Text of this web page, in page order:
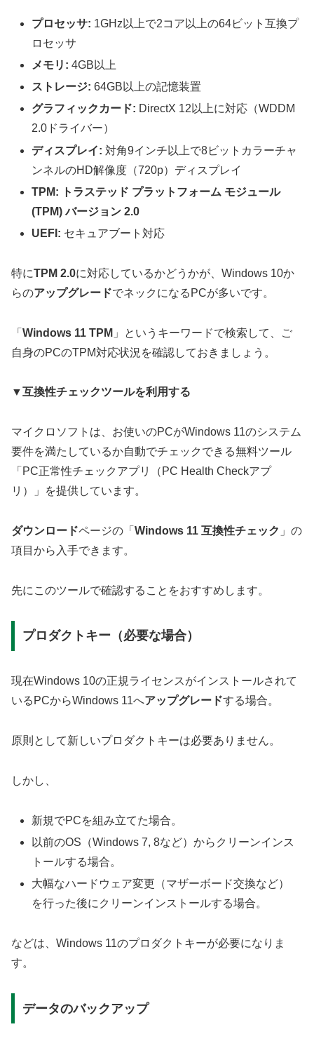
プロセッサ: 1GHz以上で2コア以上の64ビット互換プ
ロセッサ
メモリ: 4GB以上
ストレージ: 64GB以上の記憶装置
グラフィックカード: DirectX 12以上に対応（WDDM
2.0ドライバー）
ディスプレイ: 対角9インチ以上で8ビットカラーチャ
ンネルのHD解像度（720p）ディスプレイ
TPM:
トラステッド プラットフォーム モジュール
(TPM) バージョン 2.0
UEFI: セキュアブート対応
特にTPM 2.0に対応しているかどうかが、Windows 10か
らのアップグレードでネックになるPCが多いです。
「 Windows 11 TPM 」というキーワードで検索して、ご
自身のPCのTPM対応状況を確認しておきましょう。
▼互換性チェックツールを利用する
マイクロソフトは、お使いのPCがWindows 11のシステム
要件を満たしているか自動でチェックできる無料ツール
「PC正常性チェックアプリ（PC Health Checkアプ
リ）」を提供しています。
ダウンロードページの「 Windows 11 互換性チェック 」の
項目から入手できます。
先にこのツールで確認することをおすすめします。
プロダクトキー（必要な場合）
現在Windows 10の正規ライセンスがインストールされて
いるPCからWindows 11へアップグレードする場合。
原則として新しいプロダクトキーは必要ありません。
しかし、
新規でPCを組み立てた場合。
以前のOS（Windows 7, 8など）からクリーンインス
トールする場合。
大幅なハードウェア変更（マザーボード交換など）
を行った後にクリーンインストールする場合。
などは、Windows 11のプロダクトキーが必要になりま
す。
データのバックアップ